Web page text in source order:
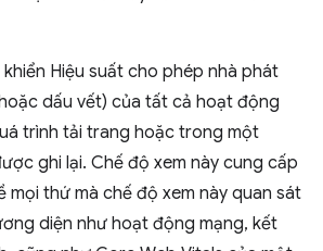
Hiệu suất cho phép nhà phát
dấu vết) của tất cả hoạt động
trình tải trang hoặc trong một
ghi lại. Chế độ xem này cung cấp
mọi thứ mà chế độ xem này quan sát
diện như hoạt động mạng, kết